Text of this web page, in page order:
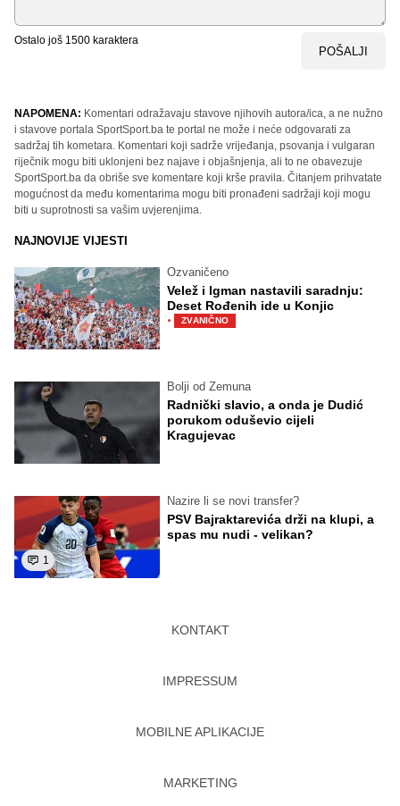
Ostalo još 1500 karaktera
POŠALJI
NAPOMENA: Komentari odražavaju stavove njihovih autora/ica, a ne nužno
i stavove portala SportSport.ba te portal ne može i neće odgovarati za
sadržaj tih kometara. Komentari koji sadrže vrijeđanja, psovanja i vulgaran
riječnik mogu biti uklonjeni bez najave i objašnjenja, ali to ne obavezuje
SportSport.ba da obriše sve komentare koji krše pravila. Čitanjem prihvatate
mogućnost da među komentarima mogu biti pronađeni sadržaji koji mogu
biti u suprotnosti sa vašim uvjerenjima.
NAJNOVIJE VIJESTI
Ozvaničeno
Velež i Igman nastavili saradnju:
Deset Rođenih ide u Konjic
· ZVANIČNO
Bolji od Zemuna
Radnički slavio, a onda je Dudić
porukom oduševio cijeli
Kragujevac
1
Nazire li se novi transfer?
PSV Bajraktarevića drži na klupi, a
spas mu nudi - velikan?
KONTAKT
IMPRESSUM
MOBILNE APLIKACIJE
MARKETING